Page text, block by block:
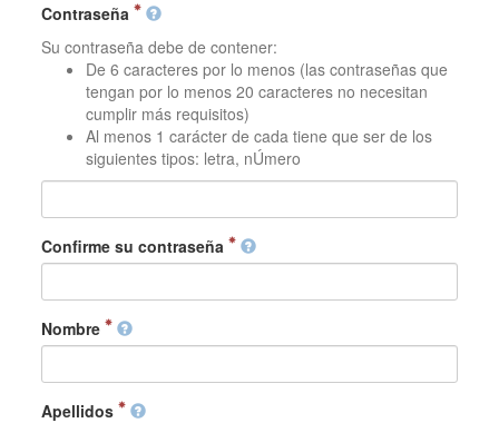
Contraseña
Su contraseña debe de contener:
De 6 caracteres por lo menos (las contraseñas que
tengan por lo menos 20 caracteres no necesitan
cumplir más requisitos)
Al menos 1 carácter de cada tiene que ser de los
siguientes tipos: letra, nÚmero
Confirme su contraseña
Nombre
Apellidos